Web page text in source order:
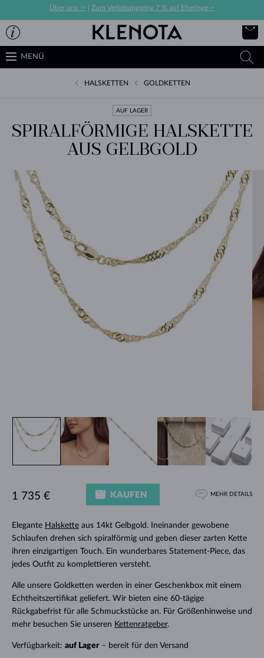
Über uns -> Zum Verlobungsring 7 % auf Eheringe->
MENÜ
HALSKETTEN GOLDKETTEN
AUF LAGER
SPIRALFÖRMIGE HALSKETTE
AUS GELBGOLD
Elegante Halsketteaus 14kt Gelbgold. Ineinander gewobene
Schlaufen drehen sich spiralförmig und geben dieser zarten Kette
ihren einzigartigen Touch. Ein wunderbares Statement-Piece, das
jedes Outfit zu komplettieren versteht.
Alle unsere Goldketten werden in einer Geschenkbox mit einem
Echtheitszertifikat geliefert. Wir bieten eine 60-tägige
Rückgabefrist für alle Schmuckstücke an. Für Größenhinweise und
mehr besuchen Sie unseren Kettenratgeber.
Verfügbarkeit: auf Lager– bereit für den Versand
1 735 € KAUFEN MEHR DETAILS